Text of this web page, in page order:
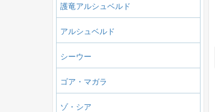
護竜アルシュベルド
アルシュベルド
シーウー
ゴア・マガラ
ゾ・シア